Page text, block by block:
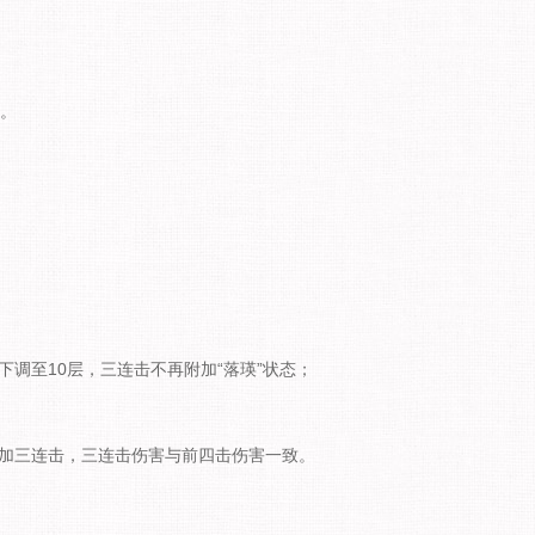
至10层，三连击不再附加“落瑛”状态；
三连击，三连击伤害与前四击伤害一致。